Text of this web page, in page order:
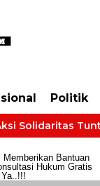
Politik
Solidaritas
Bantuan
Hukum Gratis